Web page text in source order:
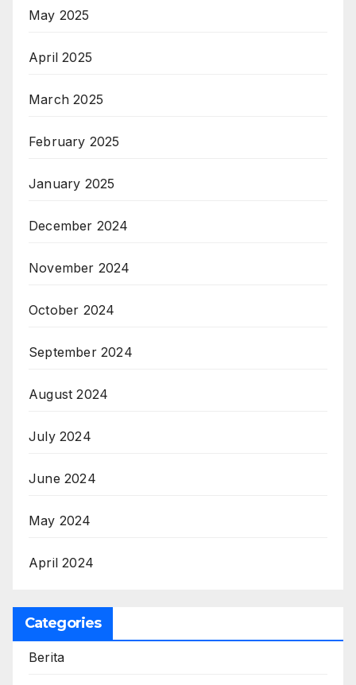
May 2025
April 2025
March 2025
February 2025
January 2025
December 2024
November 2024
October 2024
September 2024
August 2024
July 2024
June 2024
May 2024
April 2024
Categories
Berita